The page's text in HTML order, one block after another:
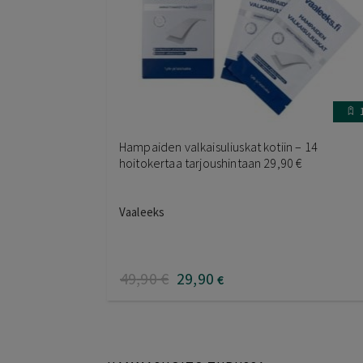
Hampaiden valkaisuliuskat kotiin – 14
hoitokertaa tarjoushintaan 29,90 €
Vaaleeks
49,90€ 29,90 €